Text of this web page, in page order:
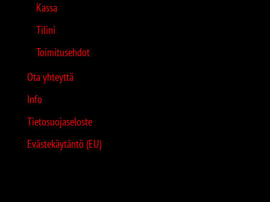
Kassa
Tilini
Toimitusehdot
Ota yhteyttä
Info
Tietosuojaseloste
Evästekäytäntö (EU)